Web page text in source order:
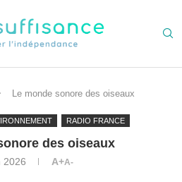
Le monde sonore des oiseaux
RADIO FRANCE
des oiseaux
2026 A+A-